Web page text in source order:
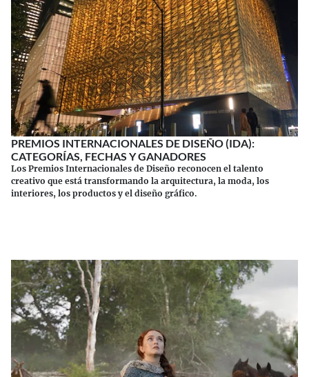
PREMIOS INTERNACIONALES DE DISEÑO (IDA):
CATEGORÍAS, FECHAS Y GANADORES
Los Premios Internacionales de Diseño reconocen el talento
creativo que está transformando la arquitectura, la moda, los
interiores, los productos y el diseño gráfico.